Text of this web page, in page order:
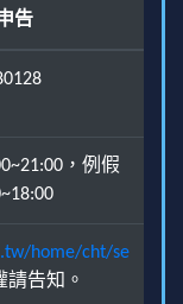
告
，例假
home/cht/se
請告知。